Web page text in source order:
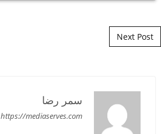
Post navigation
Next Post
سمر رضا
https://mediaserves.com